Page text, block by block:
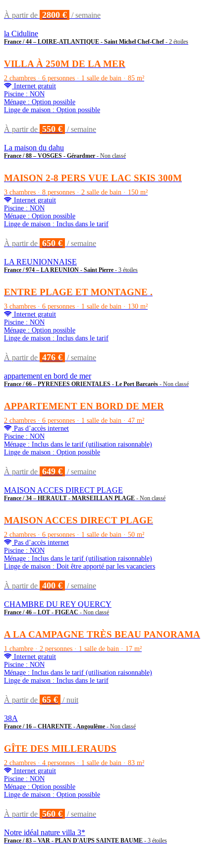
À partir de 2800 € / semaine
la Ciduline
France / 44 – LOIRE-ATLANTIQUE - Saint Michel Chef-Chef- 2 étoiles
VILLA À 250M DE LA MER
2 chambres · 6 personnes · 1 salle de bain · 85 m²
Internet gratuit
Piscine : NON
Ménage : Option possible
Linge de maison : Option possible
À partir de 550 € / semaine
La maison du dahu
France / 88 – VOSGES - Gérardmer - Non classé
MAISON 2-8 PERS VUE LAC SKIS 300M
3 chambres · 8 personnes · 2 salle de bain · 150 m²
Internet gratuit
Piscine : NON
Ménage : Option possible
Linge de maison : Inclus dans le tarif
À partir de 650 € / semaine
LA REUNIONNAISE
France / 974 – LA REUNION - Saint Pierre - 3 étoiles
ENTRE PLAGE ET MONTAGNE .
3 chambres · 6 personnes · 1 salle de bain · 130 m²
Internet gratuit
Piscine : NON
Ménage : Option possible
Linge de maison : Inclus dans le tarif
À partir de 476 € / semaine
appartement en bord de mer
France / 66 – PYRENEES ORIENTALES - Le Port Barcarès - Non classé
APPARTEMENT EN BORD DE MER
2 chambres · 6 personnes · 1 salle de bain · 47 m²
Pas d’accès internet
Piscine : NON
Ménage : Inclus dans le tarif (utilisation raisonnable)
Linge de maison : Option possible
À partir de 649 € / semaine
MAISON ACCES DIRECT PLAGE
France / 34 – HERAULT - MARSEILLAN PLAGE - Non classé
MAISON ACCES DIRECT PLAGE
2 chambres · 6 personnes · 1 salle de bain · 50 m²
Pas d’accès internet
Piscine : NON
Ménage : Inclus dans le tarif (utilisation raisonnable)
Linge de maison : Doit être apporté par les vacanciers
À partir de 400 € / semaine
CHAMBRE DU REY QUERCY
France / 46 – LOT - FIGEAC - Non classé
A LA CAMPAGNE TRÈS BEAU PANORAMA
1 chambre · 2 personnes · 1 salle de bain · 17 m²
Internet gratuit
Piscine : NON
Ménage : Inclus dans le tarif (utilisation raisonnable)
Linge de maison : Inclus dans le tarif
À partir de 65 € / nuit
38A
France / 16 – CHARENTE - Angoulême - Non classé
GÎTE DES MILLERAUDS
2 chambres · 4 personnes · 1 salle de bain · 83 m²
Internet gratuit
Piscine : NON
Ménage : Option possible
Linge de maison : Option possible
À partir de 560 € / semaine
Notre idéal nature villa 3*
France / 83 – VAR - PLAN D'AUPS SAINTE BAUME - 3 étoiles